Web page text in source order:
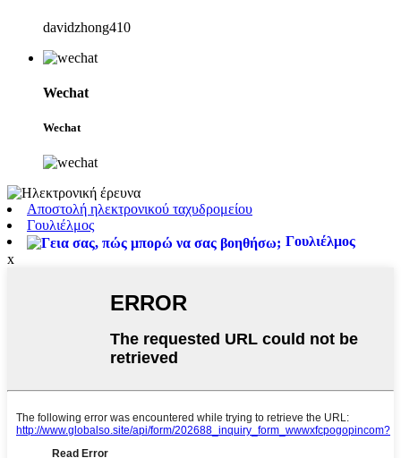
davidzhong410
Wechat
Wechat
Αποστολή ηλεκτρονικού ταχυδρομείου
Γουλιέλμος
Γουλιέλμος
x